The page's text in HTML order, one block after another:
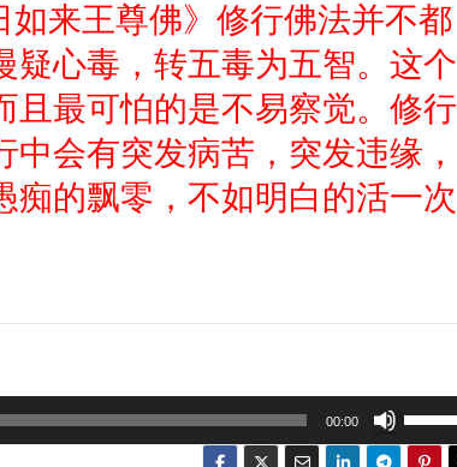
如来王尊佛》修行佛法并不都
疑心毒，转五毒为五智。这个
且最可怕的是不易察觉。修行
会有突发病苦，突发违缘，
痴的飘零，不如明白的活一次
00:00
使
用